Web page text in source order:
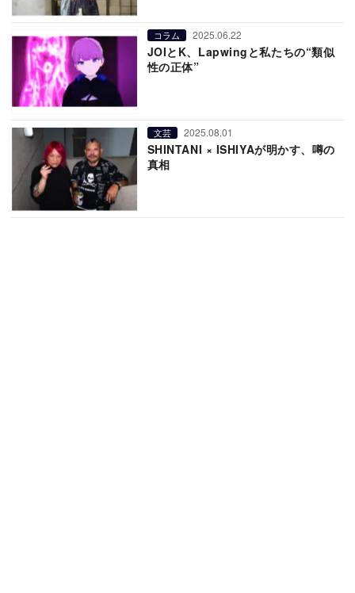
コラム 2025.06.22
JOIとK、Lapwingと私たちの“類似
性の正体”
文芸 2025.08.01
SHINTANI × ISHIYAが明かす、噂の
真相